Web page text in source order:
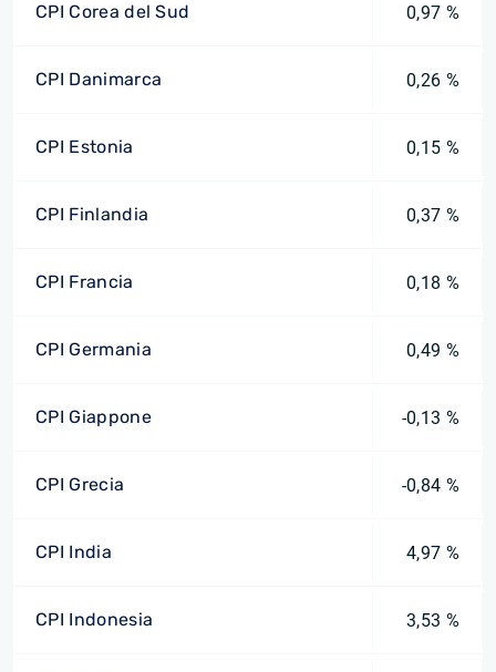
CPI Corea del Sud 0,97 %
CPI Danimarca 0,26 %
CPI Estonia 0,15 %
CPI Finlandia 0,37 %
CPI Francia 0,18 %
CPI Germania 0,49 %
CPI Giappone -0,13 %
CPI Grecia -0,84 %
CPI India 4,97 %
CPI Indonesia 3,53 %